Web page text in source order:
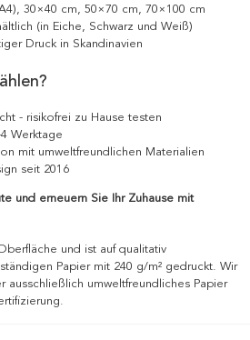
30×40 cm, 50×70 cm, 70×100 cm
(in Eiche, Schwarz und Weiß)
Druck in Skandinavien
- risikofrei zu Hause testen
Werktage
mit umweltfreundlichen Materialien
seit 2016
und erneuern Sie Ihr Zuhause mit
und ist auf qualitativ
Papier mit 240 g/m² gedruckt. Wir
ausschließlich umweltfreundliches Papier